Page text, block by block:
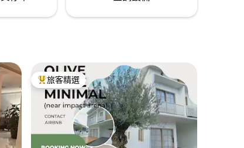
旅客精選榜首
旅客精選